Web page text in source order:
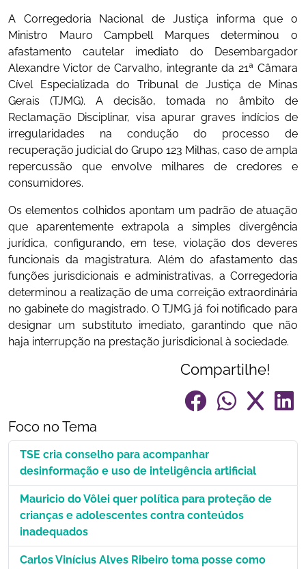
A Corregedoria Nacional de Justiça informa que o
Ministro Mauro Campbell Marques determinou o
afastamento cautelar imediato do Desembargador
Alexandre Victor de Carvalho, integrante da 21ª Câmara
Cível Especializada do Tribunal de Justiça de Minas
Gerais (TJMG). A decisão, tomada no âmbito de
Reclamação Disciplinar, visa apurar graves indícios de
irregularidades na condução do processo de
recuperação judicial do Grupo 123 Milhas, caso de ampla
repercussão que envolve milhares de credores e
consumidores.
Os elementos colhidos apontam um padrão de atuação
que aparentemente extrapola a simples divergência
jurídica, configurando, em tese, violação dos deveres
funcionais da magistratura. Além do afastamento das
funções jurisdicionais e administrativas, a Corregedoria
determinou a realização de uma correição extraordinária
no gabinete do magistrado. O TJMG já foi notificado para
designar um substituto imediato, garantindo que não
haja interrupção na prestação jurisdicional à sociedade.
Compartilhe!
Foco no Tema
TSE cria conselho para acompanhar
desinformação e uso de inteligência artificial
Mauricio do Vôlei quer política para proteção de
crianças e adolescentes contra conteúdos
inadequados
Carlos Vinícius Alves Ribeiro toma posse como